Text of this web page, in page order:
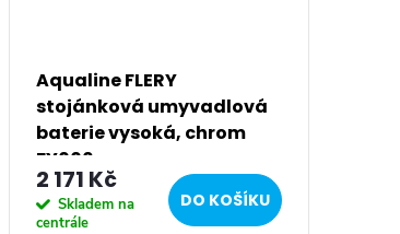
Aqualine FLERY
stojánková umyvadlová
baterie vysoká, chrom
FY006
2 171 Kč
Skladem na
centrále
DO KOŠÍKU